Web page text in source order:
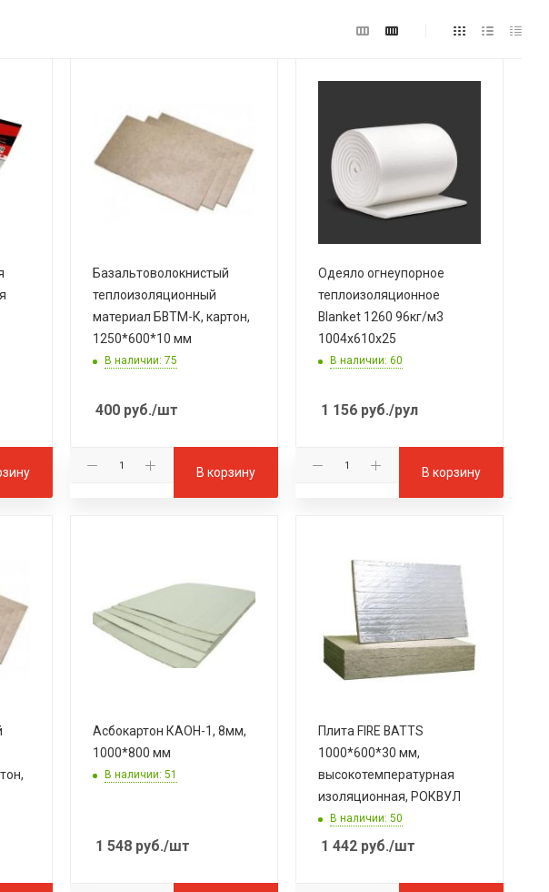
Базальтоволокнистый
теплоизоляционный
материал БВТМ-К, картон,
1250*600*10 мм
В наличии: 75
400руб./шт
В корзину
Одеяло огнеупорное
теплоизоляционное
Blanket 1260 96кг/м3
1004х610х25
В наличии: 60
1 156руб./рул
В корзину
Асбокартон КАОН-1, 8мм,
1000*800 мм
В наличии: 51
1 548руб./шт
Плита FIRE BATTS
1000*600*30 мм,
высокотемпературная
изоляционная, РОКВУЛ
В наличии: 50
1 442руб./шт